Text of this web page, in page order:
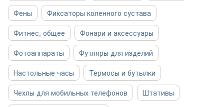
Фены
Фиксаторы коленного сустава
Фитнес, общее
Фонари и аксессуары
Фотоаппараты
Футляры для изделий
Настольные часы
Термосы и бутылки
Чехлы для мобильных телефонов
Штативы